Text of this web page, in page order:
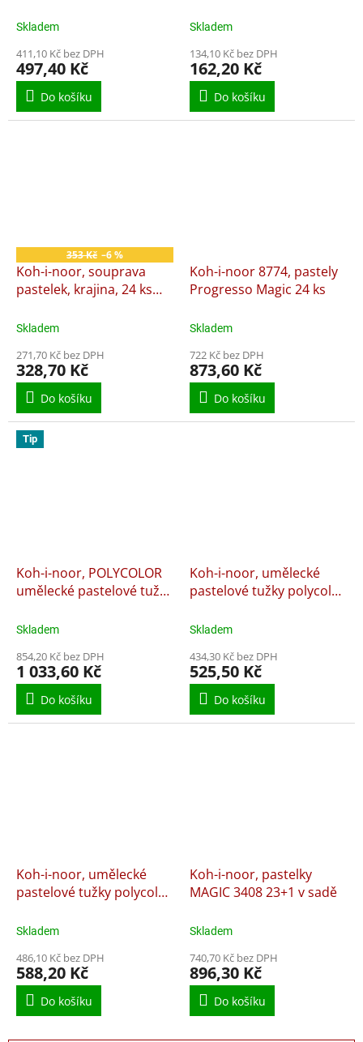
penálu
Skladem
411,10 Kč bez DPH
497,40 Kč
Do košíku
Skladem
134,10 Kč bez DPH
162,20 Kč
Do košíku
353 Kč –6 %
Koh-i-noor, souprava
pastelek, krajina, 24 ks
Skladem
271,70 Kč bez DPH
328,70 Kč
Do košíku
Koh-i-noor 8774, pastely
Progresso Magic 24 ks
Skladem
722 Kč bez DPH
873,60 Kč
Do košíku
Tip
Koh-i-noor, POLYCOLOR
umělecké pastelové tužky
Skladem
854,20 Kč bez DPH
1 033,60 Kč
Do košíku
Koh-i-noor, umělecké
pastelové tužky polycolor
Skladem
434,30 Kč bez DPH
525,50 Kč
Do košíku
Koh-i-noor, umělecké
pastelové tužky polycolor
Skladem
486,10 Kč bez DPH
588,20 Kč
Do košíku
Koh-i-noor, pastelky
MAGIC 3408 23+1 v sadě
Skladem
740,70 Kč bez DPH
896,30 Kč
Do košíku